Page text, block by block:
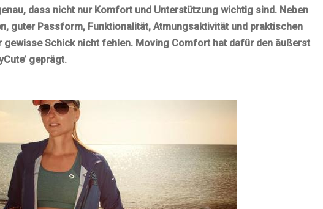
dass nicht nur Komfort und Unterstützung wichtig sind. Neben
guter Passform, Funktionalität, Atmungsaktivität und praktischen
gewisse Schick nicht fehlen. Moving Comfort hat dafür den äußerst
geprägt.